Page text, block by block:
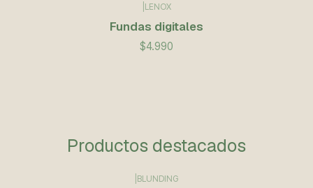
LENOX
Fundas digitales
$4.990
Productos destacados
BLUNDING